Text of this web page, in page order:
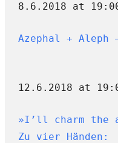
8.6.2018 at
Azephal +
12.6.2018 at
»I’ll charm the
Zu vier Händen: